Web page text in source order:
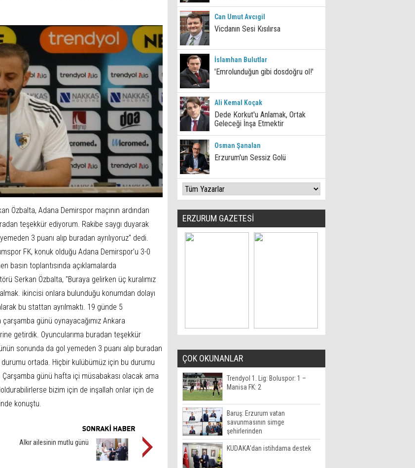
Özbalta, Adana Demirspor maçının ardından
teşekkür ediyorum. Rakibe saygı duyarak
3 puanı alıp buradan ayrılıyoruz" dedi.
FK, konuk olduğu Adana Demirspor’u 3-0
basın toplantısında açıklamalarda
Serkan Özbalta, "Buraya gelirken üç kuralımız
almak. ikincisi onlara bulunduğu konumdan dolayı
bu stattan ayrılmaktı. 19 günde 5
günü oynayacağımız Ankara
getirdik. Oyuncularıma buradan teşekkür
sonunda da gol yemeden 3 puanı alıp buradan
durumu ortada. Hiçbir kulübümüz için bu durumu
günü hafta içi müsabakası olacak ama
bizim için de inşallah onlar için de
konuştu.
Alkır ailesinin mutlu günü
Can Umut Avcıgil
Vicdanın Sesi Kısılırsa
İslamhan Bulutlar
'Emrolunduğun gibi dosdoğru ol!'
Ali Kemal Koçak
Dede Korkut'u Anlamak, Ortak
Geleceği İnşa Etmektir
Osman Şanalan
Erzurum'un Sessiz Golü
ERZURUM GAZETESİ
ÇOK OKUNANLAR
Trendyol 1. Lig: Boluspor: 1 –
Manisa FK: 2
Baruş: Erzurum vatan
savunmasının simge
şehirlerinden
KUDAKA'dan istihdama destek